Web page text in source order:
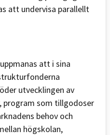
att undervisa parallellt
att i sina
utvecklingen av
program som tillgodoser
behov och
högskolan,